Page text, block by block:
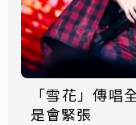
「雪花」傳唱
是會緊張